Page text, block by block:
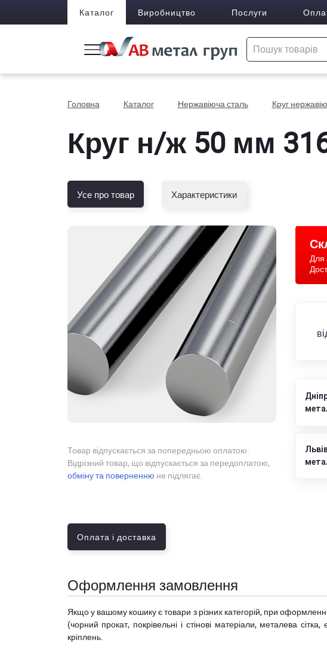
Каталог Виробництво Послуги
Головна Каталог Нержавіюча сталь Круг
Круг н/ж 50 мм
Усе про товар Характеристики
Товар відпускається за попередньою оплатою.
Відрізний товар, що відпускається за передоплатою,
обміну та поверненню не підлягає.
Для
Оплата і доставка
Оформлення замовлення
Якщо у вашому кошику є товари з різних категорій, при
(чорний прокат, покрівельні і стінові матеріали, металева
кріплень.